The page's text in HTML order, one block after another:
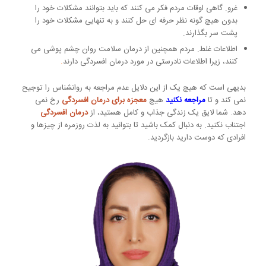
غرو. گاهی اوقات مردم فکر می کنند که باید بتوانند مشکلات خود را
بدون هیچ گونه نظر حرفه ای حل کنند و به تنهایی مشکلات خود را
پشت سر بگذارند.
اطلاعات غلط. مردم همچنین از درمان سلامت روان چشم پوشی می
کنند، زیرا اطلاعات نادرستی در مورد درمان افسردگی دارند.
بدیهی است که هیچ یک از این دلایل عدم مراجعه به روانشناس را توجیح
نمی کند و تامراجعه نکنیدهیچ معجزه برای درمان افسردگی رخ نمی
دهد. شما لایق یک زندگی جذاب و کامل هستید، ازدرمان افسردگی
اجتناب نکنید. به دنبال کمک باشید تا بتوانید به لذت روزمره از چیزها و
افرادی که دوست دارید بازگردید.